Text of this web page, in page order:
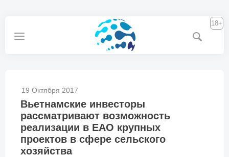
18+
19 Октября 2017
Вьетнамские инвесторы
рассматривают возможность
реализации в ЕАО крупных
проектов в сфере сельского
хозяйства